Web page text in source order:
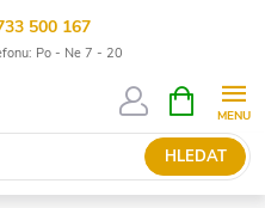
500 167
Po - Ne 7 - 20
HLEDAT
NÁKUPNÍ
KOŠÍK